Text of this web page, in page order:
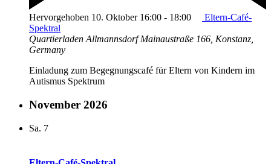
Hervorgehoben 10. Oktober 16:00 - 18:00
Eltern-Café-
Spektral
Quartierladen AllmannsdorfMainaustraße 166, Konstanz,
Germany
Einladung zum Begegnungscafé für Eltern von Kindern im
Autismus Spektrum
November 2026
Sa. 7